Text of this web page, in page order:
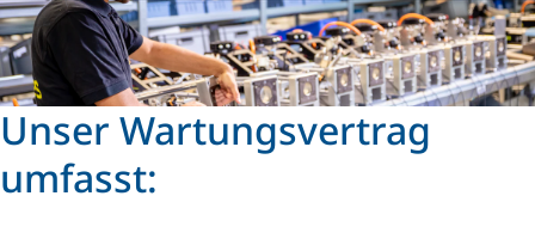
Unser Wartungsvertrag
umfasst: